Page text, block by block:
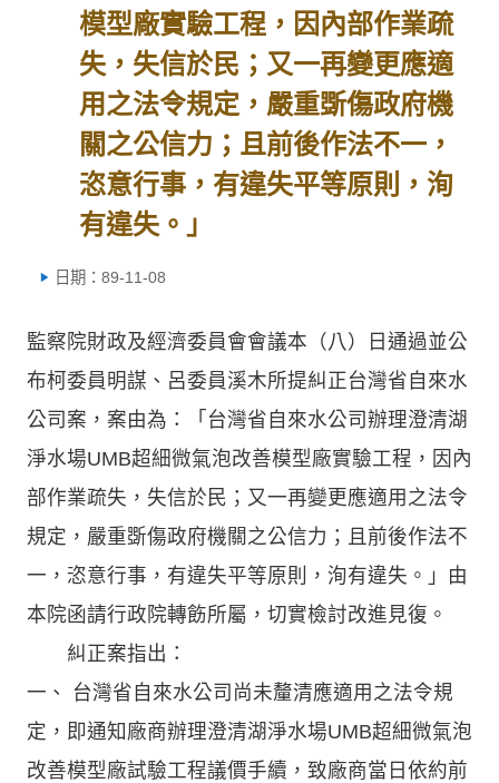
模型廠實驗工程，因內部作業疏
失，失信於民；又一再變更應適
用之法令規定，嚴重斲傷政府機
關之公信力；且前後作法不一，
恣意行事，有違失平等原則，洵
有違失。」
日期：89-11-08
監察院財政及經濟委員會會議本（八）日通過並公
布柯委員明謀、呂委員溪木所提糾正台灣省自來水
公司案，案由為：「台灣省自來水公司辦理澄清湖
淨水場UMB超細微氣泡改善模型廠實驗工程，因內
部作業疏失，失信於民；又一再變更應適用之法令
規定，嚴重斲傷政府機關之公信力；且前後作法不
一，恣意行事，有違失平等原則，洵有違失。」由
本院函請行政院轉飭所屬，切實檢討改進見復。
糾正案指出：
一、 台灣省自來水公司尚未釐清應適用之法令規
定，即通知廠商辦理澄清湖淨水場UMB超細微氣泡
改善模型廠試驗工程議價手續，致廠商當日依約前